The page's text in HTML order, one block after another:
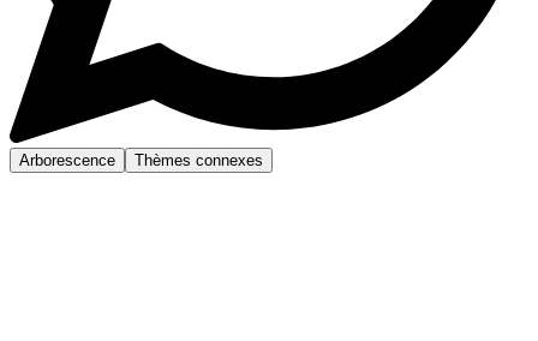
Arborescence Thèmes connexes